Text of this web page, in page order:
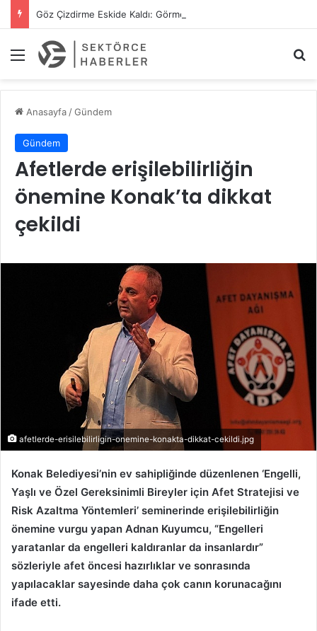
Menü
Anasayfa/Gündem
Gündem
Afetlerde erişilebilirliğin
önemine Konak’ta dikkat
çekildi
afetlerde-erisilebilirligin-onemine-konakta-dikkat-cekildi.jpg
Konak Belediyesi’nin ev sahipliğinde düzenlenen ‘Engelli,
Yaşlı ve Özel Gereksinimli Bireyler için Afet Stratejisi ve
Risk Azaltma Yöntemleri’ seminerinde erişilebilirliğin
önemine vurgu yapan Adnan Kuyumcu, “Engelleri
yaratanlar da engelleri kaldıranlar da insanlardır”
sözleriyle afet öncesi hazırlıklar ve sonrasında
yapılacaklar sayesinde daha çok canın korunacağını
ifade etti.